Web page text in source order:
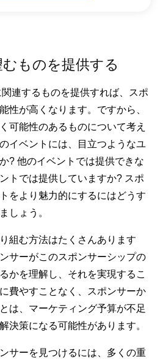
ものを提供する
連するものを提供すれば、スポ
性が高くなります。ですから、
可能性のあるものについて考え
イベントには、目立つようなユ
? 他のイベントでは提供できな
トでは提供していますか? スポ
をより魅力的にするにはどうす
しょう。
組む方法はたくさんあります
サーがこのスポンサーシップの
かを理解し、それを実現するこ
費やすことなく、スポンサーか
は、マーケティング予算が不足
決策になる可能性があります。
サーを見つけるには、多くの重